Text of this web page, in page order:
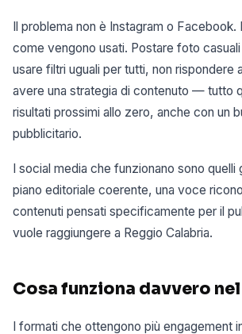
Il problema non è Instagram o Facebook.
come vengono usati. Postare foto
usare filtri uguali per tutti, non rispondere
avere una strategia di contenuto — tutto
risultati prossimi allo zero, anche con un
pubblicitario.
I social media che funzionano sono quelli
piano editoriale coerente, una voce
contenuti pensati specificamente per il
vuole raggiungere a Reggio Calabria.
Cosa funziona davvero
I formati che ottengono più engagement